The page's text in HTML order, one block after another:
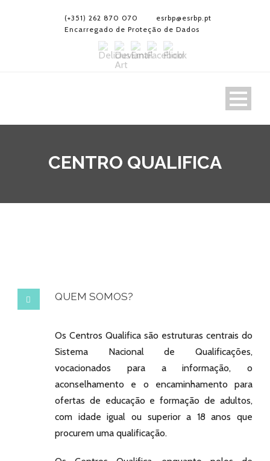
(+351) 262 870 070
esrbp@esrbp.pt
Encarregado de Proteção de Dados
CENTRO QUALIFICA
QUEM SOMOS?
Os Centros Qualifica são estruturas centrais do
Sistema Nacional de Qualificações,
vocacionados para a informação, o
aconselhamento e o encaminhamento para
ofertas de educação e formação de adultos,
com idade igual ou superior a 18 anos que
procurem uma qualificação.